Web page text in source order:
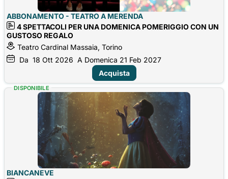
ABBONAMENTO - TEATRO A MERENDA
4 SPETTACOLI PER UNA DOMENICA POMERIGGIO CON UN
GUSTOSO REGALO
Teatro Cardinal Massaia, Torino
Da 18 Ott 2026 A Domenica 21 Feb 2027
Acquista
BIANCANEVE
DISPONIBILE